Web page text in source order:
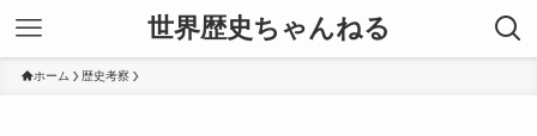
世界歴史ちゃんねる
ホーム 歴史考察